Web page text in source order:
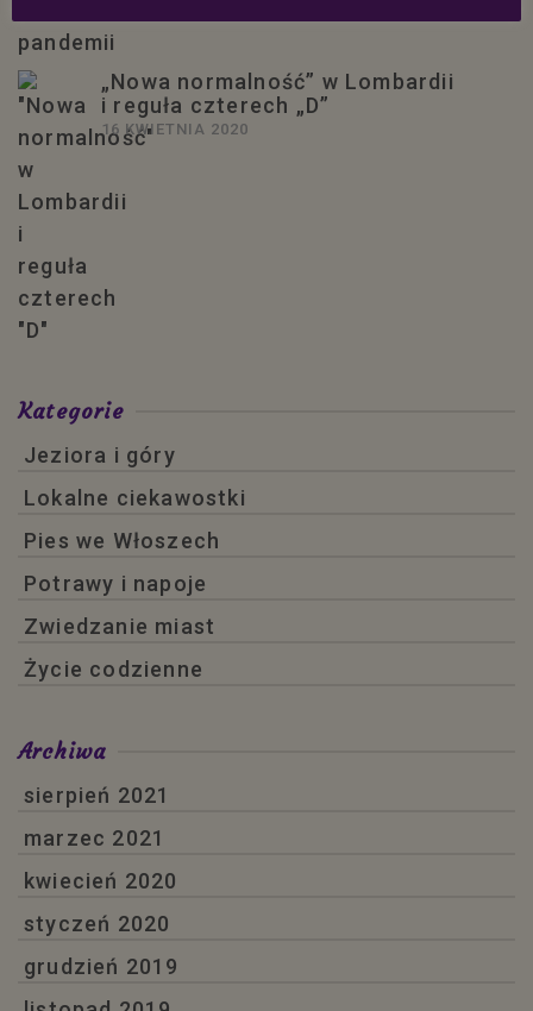
„Nowa normalność” w Lombardii
i reguła czterech „D”
16 KWIETNIA 2020
Kategorie
Jeziora i góry
Lokalne ciekawostki
Pies we Włoszech
Potrawy i napoje
Zwiedzanie miast
Życie codzienne
Archiwa
sierpień 2021
marzec 2021
kwiecień 2020
styczeń 2020
grudzień 2019